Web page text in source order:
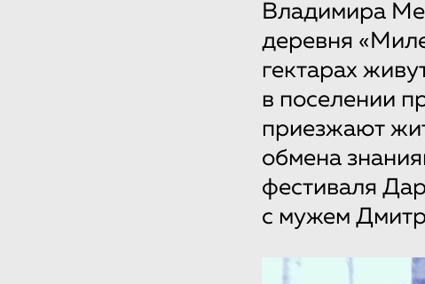
Владимира
деревня
гектарах
в поселении
приезжают
обмена
фестиваля
с мужем